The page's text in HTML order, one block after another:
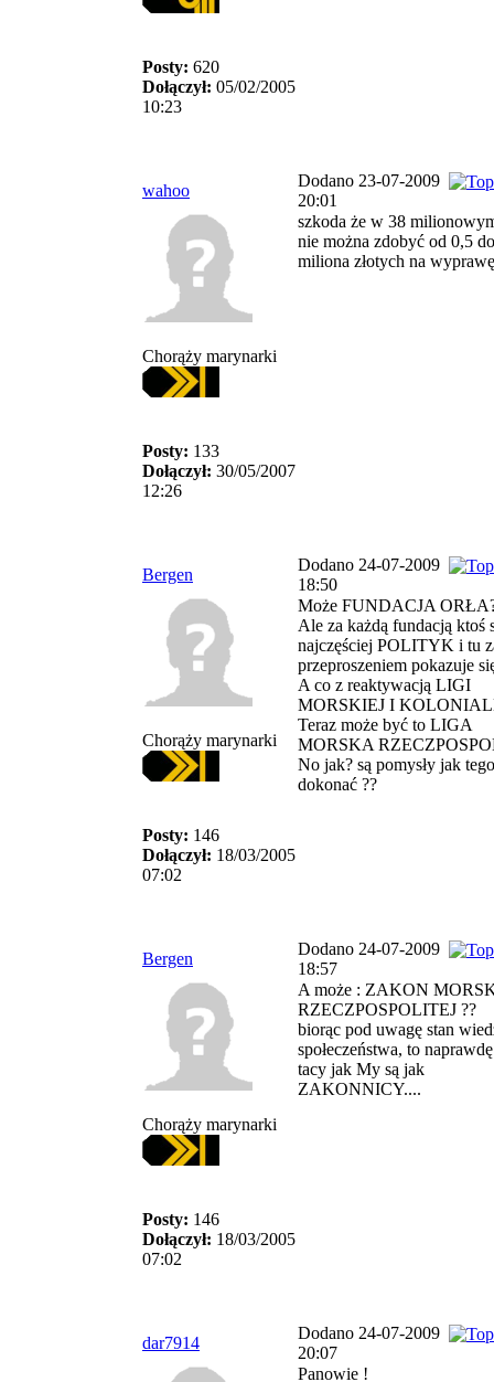
Posty: 620
Dołączył: 05/02/2005
10:23
wahoo
Dodano 23-07-2009
20:01
Chorąży marynarki
Posty: 133
Dołączył: 30/05/2007
12:26
szkoda że w 38
nie można zdobyć od 0,5
miliona złotych na wyprawę
Bergen
Dodano 24-07-2009
18:50
Chorąży marynarki
Posty: 146
Dołączył: 18/03/2005
07:02
Może FUNDACJA
Ale za każdą fundacją ktoś
najczęściej POLITYK i tu
przeproszeniem pokazuje
A co z reaktywacją LIGI
MORSKIEJ I
Teraz może być to LIGA
MORSKA
No jak? są pomysły jak tego
dokonać ??
Bergen
Dodano 24-07-2009
18:57
Chorąży marynarki
Posty: 146
Dołączył: 18/03/2005
07:02
A może : ZAKON
RZECZPOSPOLITEJ ??
biorąc pod uwagę stan
społeczeństwa, to
tacy jak My są jak
ZAKONNICY....
dar7914
Dodano 24-07-2009
20:07
Panowie !